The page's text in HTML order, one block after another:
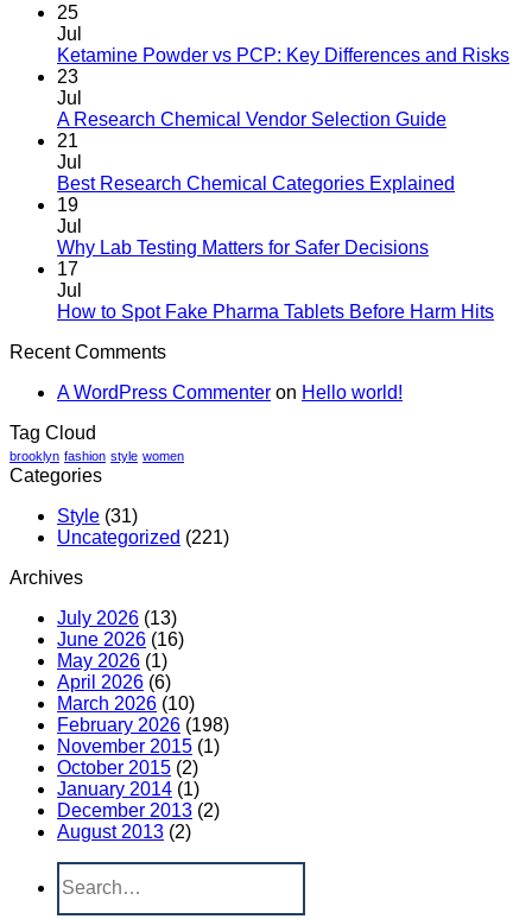
25
Jul
Ketamine Powder vs PCP: Key Differences and Risks
23
Jul
A Research Chemical Vendor Selection Guide
21
Jul
Best Research Chemical Categories Explained
19
Jul
Why Lab Testing Matters for Safer Decisions
17
Jul
How to Spot Fake Pharma Tablets Before Harm Hits
Recent Comments
A WordPress Commenter on Hello world!
Tag Cloud
brooklyn fashion style women
Categories
Style (31)
Uncategorized (221)
Archives
July 2026 (13)
June 2026 (16)
May 2026 (1)
April 2026 (6)
March 2026 (10)
February 2026 (198)
November 2015 (1)
October 2015 (2)
January 2014 (1)
December 2013 (2)
August 2013 (2)
Search
for: